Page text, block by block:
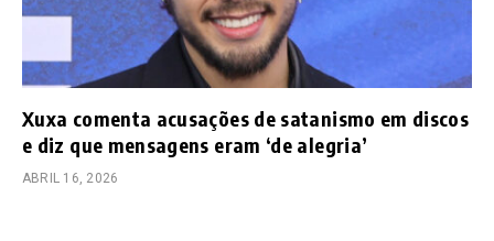
Xuxa comenta acusações de satanismo em discos
e diz que mensagens eram ‘de alegria’
ABRIL 16, 2026